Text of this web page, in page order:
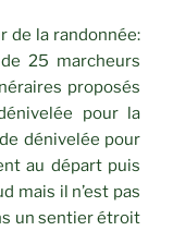
de la randonnée:
25 marcheurs
proposés
pour la
dénivelée pour
au départ puis
mais il n’est pas
un sentier étroit